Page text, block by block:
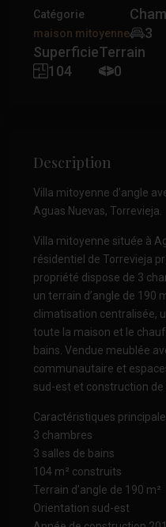
Catégorie
maison mitoyenne
3
Superficie
104
Terrain
0
Description
Villa mitoyenne d’angle
Aguas Nuevas, Torrevieja.
Villa mitoyenne située à
résidentiel de Torrevieja
propriété dispose de 3
un terrain d’angle de 190
climatisation centralisée,
toute la maison et le
bains. Vendue meublée
communautaire et
sud-est et construction de
Caractéristiques
3 chambres
3 salles de bains
104 m² construits
Terrain d’angle de 190 m²
Orientation sud-est